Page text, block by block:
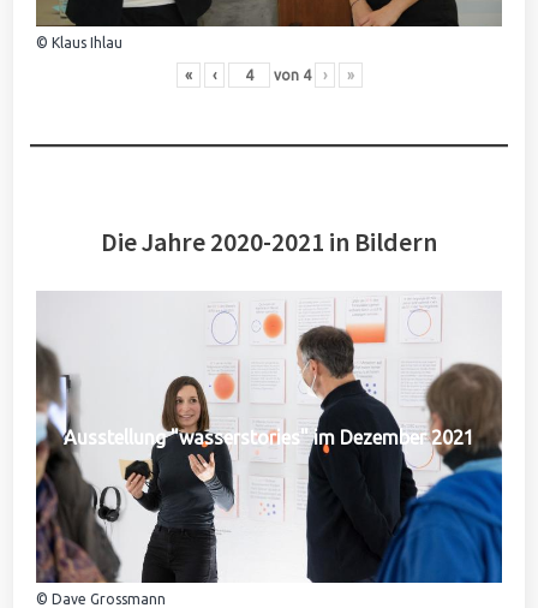
© Klaus Ihlau
« ‹ von 4 › »
Die Jahre 2020-2021 in Bildern
Ausstellung "wasserstories" im Dezember 2021
© Dave Grossmann